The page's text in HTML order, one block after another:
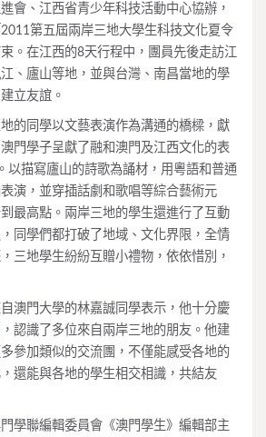
會、江西省青少年科技活動中心協辦，
第五屆兩岸三地大學生科技文化夏令
。在江西的8天行程中，團員先後走訪江
、廬山等地，並與台灣、南昌當地的學
立友誼。
的同學以文藝表演作為溝通的橋樑，獻
澳門學子呈獻了融和澳門及江西文化的表
描寫廬山的詩歌為誦材，用粵語和普通
演，並穿插話劇和歌唱等綜合藝術元
最高點。兩岸三地的學生還進行了互動
同學們都打破了地域、文化界限，全情
三地學生紛紛互贈小禮物，依依惜別，
澳門大學的林嘉誠同學表示，他十分慶
認識了多位來自兩岸三地的朋友。他建
參加類似的交流團，不僅能感受各地的
還能與各地的學生相交相識，共結友
學聯編輯委員會《澳門學生》編輯部主